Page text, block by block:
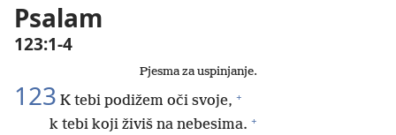
Psalam
123:1-4
Pjesma za uspinjanje.
123 K tebi podižem oči svoje, +
k tebi koji živiš na nebesima. +